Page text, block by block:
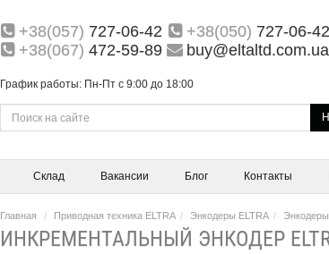
+38(057) 727-06-42 +38(050) 727-06-42
+38(067) 472-59-89 buy@eltaltd.com.ua
График работы: Пн-Пт с 9:00 до 18:00
Склад Вакансии Блог Контакты
Главная Приводная техника ELTRA Энкодеры ELTRA
ИНКРЕМЕНТАЛЬНЫЙ ЭНКОДЕР